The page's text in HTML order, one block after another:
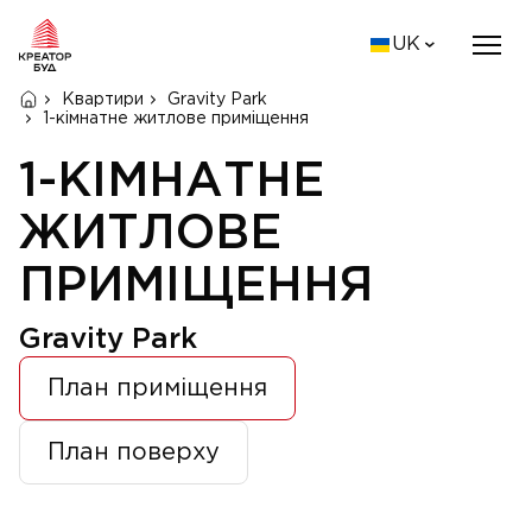
UK
Квартири
Gravity Park
1-кімнатне житлове приміщення
1-КІМНАТНЕ
ЖИТЛОВЕ
ПРИМІЩЕННЯ
Gravity Park
План приміщення
План поверху